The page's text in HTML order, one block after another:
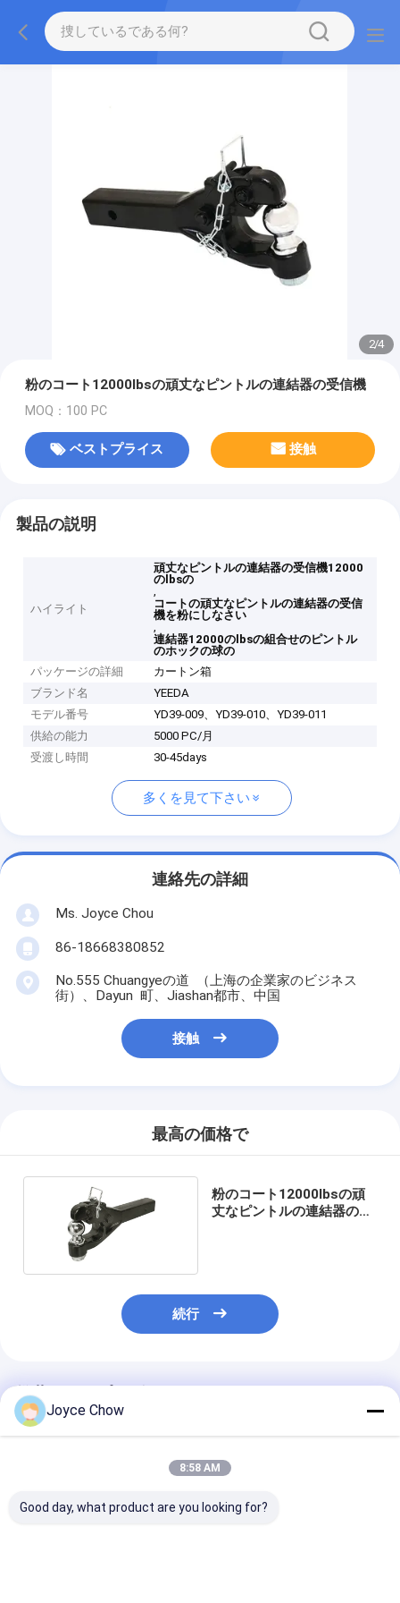
2/4
粉のコート12000lbsの頑丈なピントルの連結器の受信機
MOQ：100 PC
ベストプライス 接触
製品の説明
ハイライト
頑丈なピントルの連結器の受信機12000
のlbsの
,
コートの頑丈なピントルの連結器の受信
機を粉にしなさい
,
連結器12000のlbsの組合せのピントル
のホックの球の
パッケージの詳細
カートン箱
ブランド名
YEEDA
モデル番号
YD39-009、YD39-010、YD39-011
供給の能力
5000 PC/月
受渡し時間
30-45days
多くを見て下さい
連絡先の詳細
Ms. Joyce Chou
86-18668380852
No.555 Chuangyeの道 （上海の企業家のビジネス
街）、Dayun 町、Jiashan都市、中国
接触
最高の価格で
粉のコート12000lbsの頑
丈なピントルの連結器の受
続行
推薦されたプロダクト
Joyce Chow
8:58 AM
Good day, what product are you looking for?